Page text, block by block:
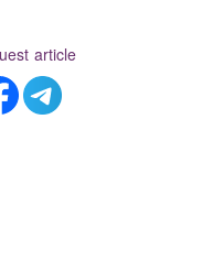
article